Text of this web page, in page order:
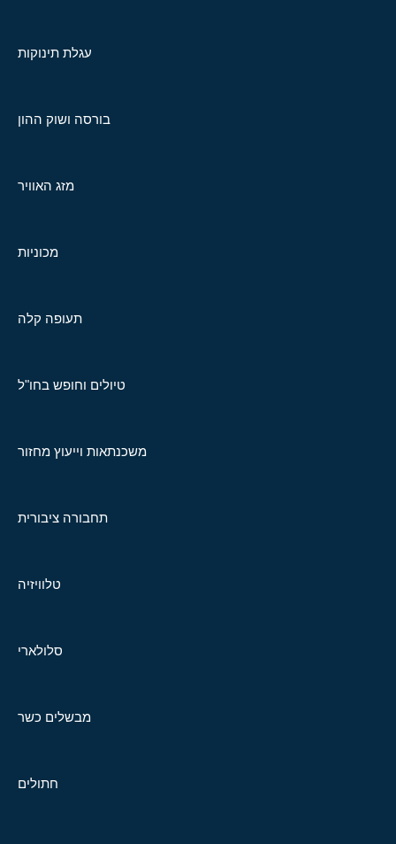
עגלת תינוקות
בורסה ושוק ההון
מזג האוויר
מכוניות
תעופה קלה
טיולים וחופש בחו"ל
משכנתאות וייעוץ מחזור
תחבורה ציבורית
טלוויזיה
סלולארי
מבשלים כשר
חתולים